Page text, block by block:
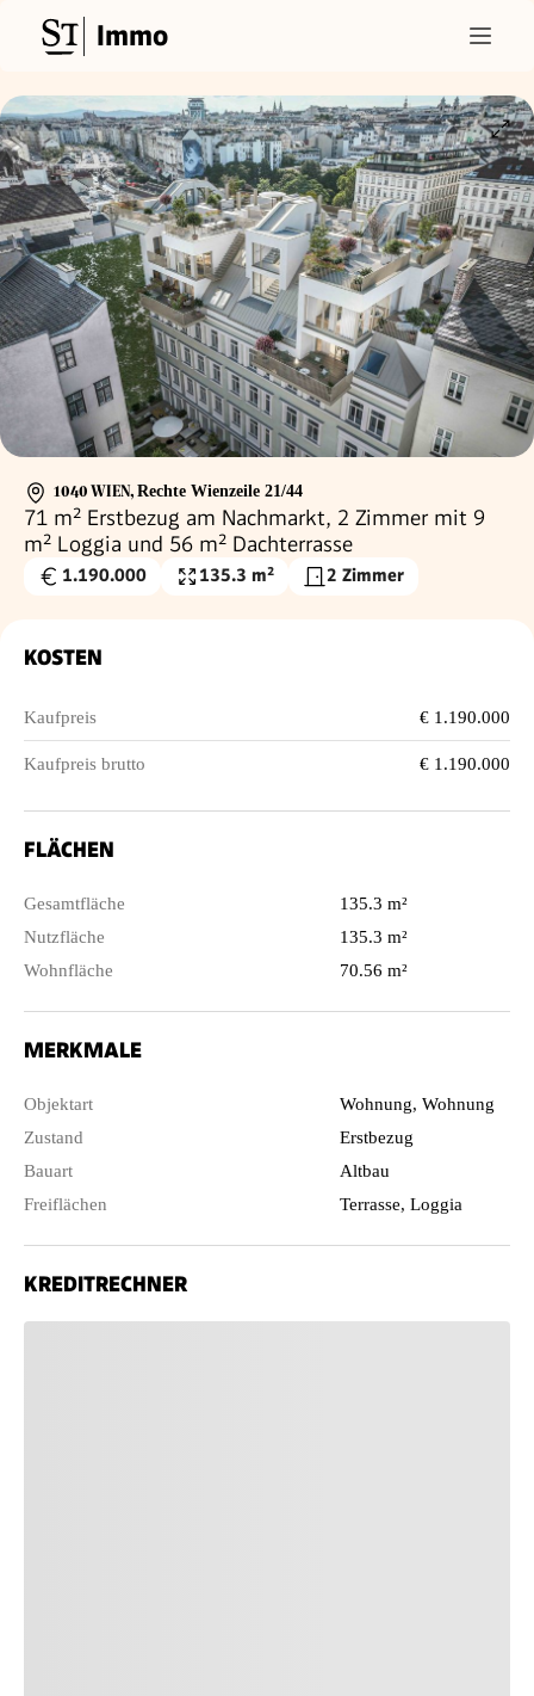
Immo
1040 WIEN, Rechte Wienzeile 21/44
71 m² Erstbezug am Nachmarkt, 2 Zimmer mit 9
m² Loggia und 56 m² Dachterrasse
Kaufpreis
1.190.000
Nutzfläche
135.3 m² 2 Zimmer
KOSTEN
Kaufpreis € 1.190.000
Kaufpreis brutto € 1.190.000
FLÄCHEN
Gesamtfläche
135.3 m²
Nutzfläche
135.3 m²
Wohnfläche
70.56 m²
MERKMALE
Objektart
Wohnung, Wohnung
Zustand
Erstbezug
Bauart
Altbau
Freiflächen
Terrasse, Loggia
KREDITRECHNER